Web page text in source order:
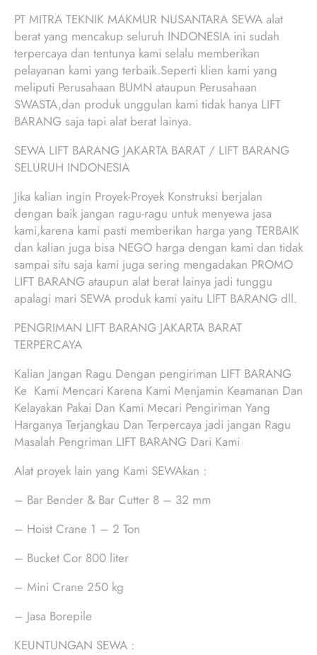
PT MITRA TEKNIK MAKMUR NUSANTARA SEWA alat
berat yang mencakup seluruh INDONESIA ini sudah
terpercaya dan tentunya kami selalu memberikan
pelayanan kami yang terbaik.Seperti klien kami yang
meliputi Perusahaan BUMN ataupun Perusahaan
SWASTA,dan produk unggulan kami tidak hanya LIFT
BARANG saja tapi alat berat lainya.
SEWA LIFT BARANG JAKARTA BARAT / LIFT BARANG
SELURUH INDONESIA
Jika kalian ingin Proyek-Proyek Konstruksi berjalan
dengan baik jangan ragu-ragu untuk menyewa jasa
kami,karena kami pasti memberikan harga yang TERBAIK
dan kalian juga bisa NEGO harga dengan kami dan tidak
sampai situ saja kami juga sering mengadakan PROMO
LIFT BARANG ataupun alat berat lainya jadi tunggu
apalagi mari SEWA produk kami yaitu LIFT BARANG dll.
PENGRIMAN LIFT BARANG JAKARTA BARAT
TERPERCAYA
Kalian Jangan Ragu Dengan pengiriman LIFT BARANG
Ke Kami Mencari Karena Kami Menjamin Keamanan Dan
Kelayakan Pakai Dan Kami Mecari Pengiriman Yang
Harganya Terjangkau Dan Terpercaya jadi jangan Ragu
Masalah Pengriman LIFT BARANG Dari Kami
Alat proyek lain yang Kami SEWAkan :
– Bar Bender & Bar Cutter 8 – 32 mm
– Hoist Crane 1 – 2 Ton
– Bucket Cor 800 liter
– Mini Crane 250 kg
– Jasa Borepile
KEUNTUNGAN SEWA :